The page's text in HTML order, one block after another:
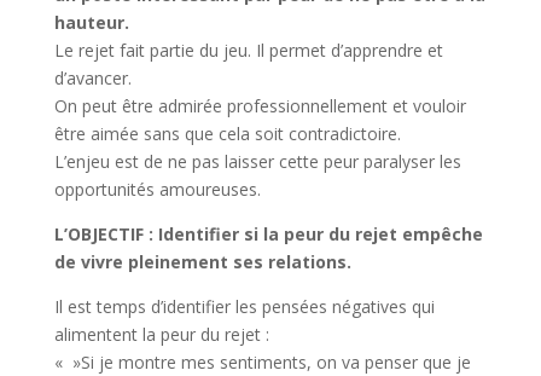
hauteur.
Le rejet fait partie du jeu. Il permet d’apprendre et
d’avancer.
On peut être admirée professionnellement et vouloir
être aimée sans que cela soit contradictoire.
L’enjeu est de ne pas laisser cette peur paralyser les
opportunités amoureuses.
L’OBJECTIF : Identifier si la peur du rejet empêche
de vivre pleinement ses relations.
Il est temps d’identifier les pensées négatives qui
alimentent la peur du rejet :
« »Si je montre mes sentiments, on va penser que je